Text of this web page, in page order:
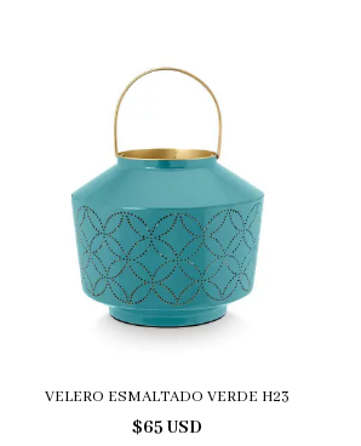
VELERO ESMALTADO VERDE H23
$65 USD